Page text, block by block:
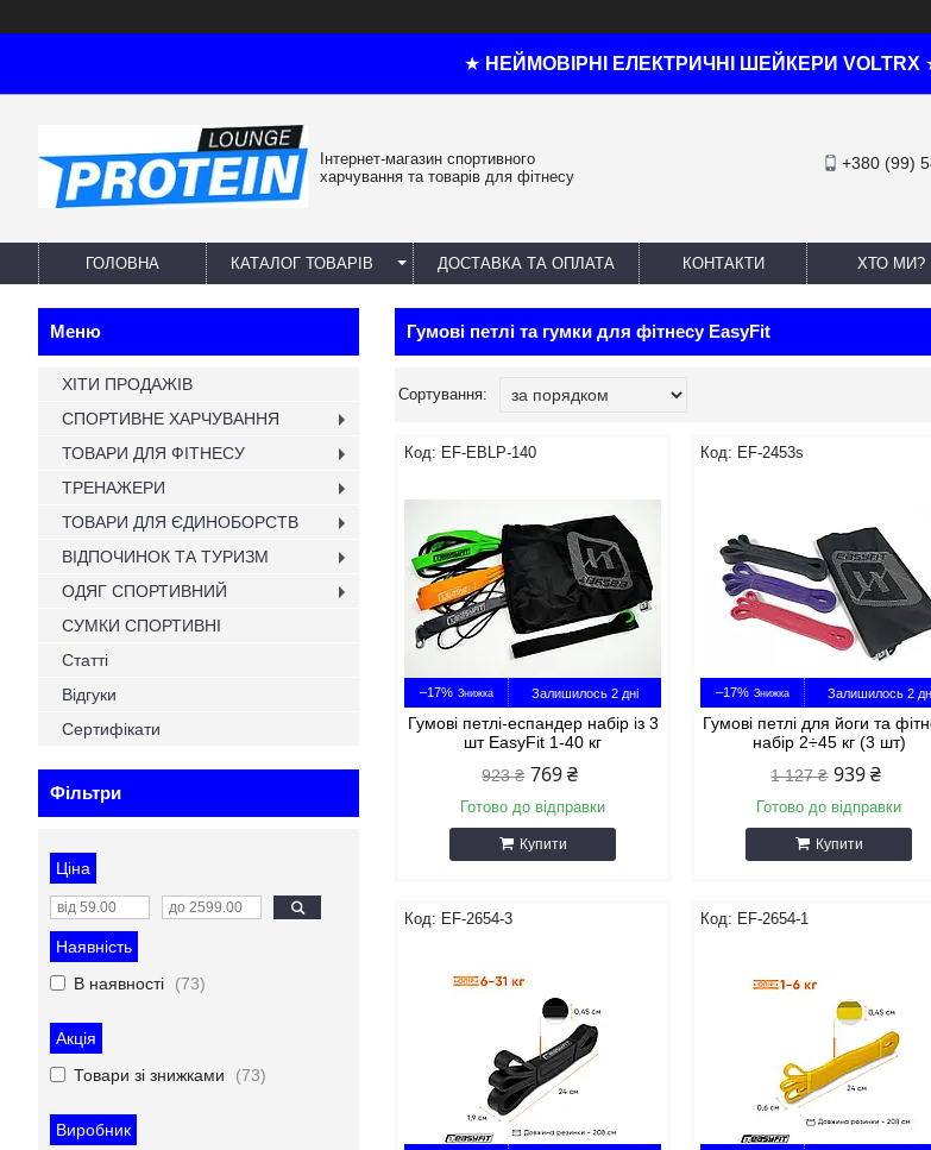
★ НЕЙМОВІРНІ ЕЛЕКТРИЧНІ ШЕЙКЕРИ VOLTRX
Інтернет-магазин спортивного
харчування та товарів для фітнесу
+380 (99)
ГОЛОВНА КАТАЛОГ ТОВАРІВ ДОСТАВКА ТА ОПЛАТА КОНТАКТИ ХТО МИ?
Гумові петлі та гумки для фітнесу EasyFit
EF-EBLP-140
–17% Залишилось 2 дні
Гумові петлі-еспандер набір із 3
шт EasyFit 1-40 кг
923 ₴ 769 ₴
Готово до відправки
Купити
EF-2453s
–17% Залишилось 2
Гумові петлі для йоги та
набір 2÷45 кг (3 шт)
1 127 ₴ 939 ₴
Готово до відправки
Купити
EF-2654-3 EF-2654-1
ХІТИ ПРОДАЖІВ
СПОРТИВНЕ ХАРЧУВАННЯ
ТОВАРИ ДЛЯ ФІТНЕСУ
ТРЕНАЖЕРИ
ТОВАРИ ДЛЯ ЄДИНОБОРСТВ
ВІДПОЧИНОК ТА ТУРИЗМ
ОДЯГ СПОРТИВНИЙ
СУМКИ СПОРТИВНІ
Статті
Відгуки
Сертифікати
Фільтри
Ціна
Наявність
В наявності
73
Акція
Товари зі знижками
73
Виробник